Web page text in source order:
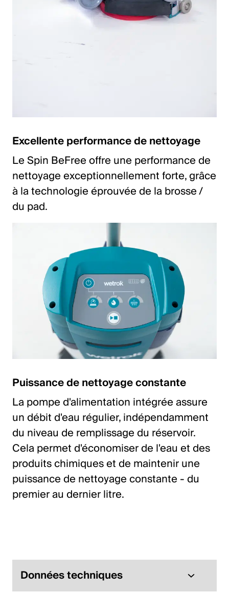
Excellente performance de nettoyage
Le Spin BeFree offre une performance de
nettoyage exceptionnellement forte, grâce
à la technologie éprouvée de la brosse /
du pad.
Puissance de nettoyage constante
La pompe d'alimentation intégrée assure
un débit d'eau régulier, indépendamment
du niveau de remplissage du réservoir.
Cela permet d'économiser de l'eau et des
produits chimiques et de maintenir une
puissance de nettoyage constante - du
premier au dernier litre.
Données techniques